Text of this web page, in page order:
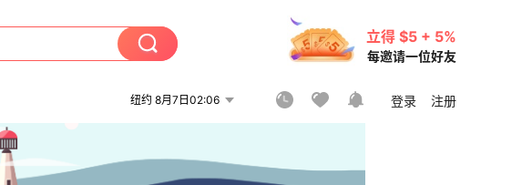
立得 $5 + 5%
每邀请一位好友
纽约 8月7日02:06 登录 注册